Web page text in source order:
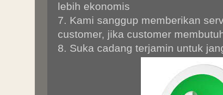
lebih ekonomis
7. Kami sanggup memberikan
customer, jika customer
8. Suka cadang terjamin untuk